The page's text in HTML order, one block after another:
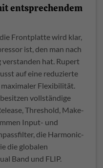
entsprechendem
Frontplatte wird klar,
ist, den man nach
hat. Rupert
auf eine reduzierte
Flexibilität.
vollständige
Threshold, Make-
Input- und
die Harmonic-
die globalen
Band und FLIP.